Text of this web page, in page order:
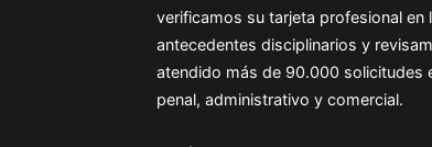
verificamos su tarjeta profesional en
antecedentes disciplinarios y
atendido más de 90.000 solicitudes
penal, administrativo y comercial.